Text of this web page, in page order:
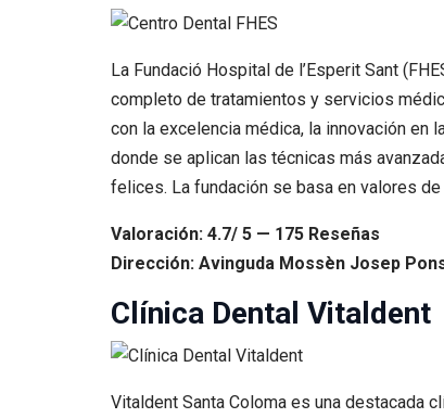
La Fundació Hospital de l’Esperit Sant
completo de tratamientos y servicios
con la excelencia médica, la innovación
donde se aplican las técnicas más
felices. La fundación se basa en valores
Valoración: 4.7/ 5 — 175 Reseñas
Dirección: Avinguda Mossèn Josep
Clínica Dental Vitaldent
Vitaldent Santa Coloma es una destacada